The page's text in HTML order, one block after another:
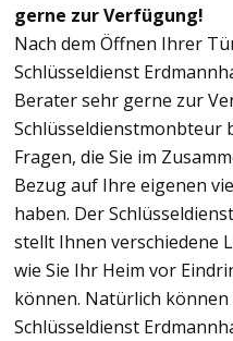
gerne zur Verfügung!
Nach dem Öffnen Ihrer
Schlüsseldienst
Berater sehr gerne zur
Schlüsseldienstmonbteur
Fragen, die Sie im
Bezug auf Ihre eigenen
haben. Der
stellt Ihnen verschiedene
wie Sie Ihr Heim vor
können. Natürlich können
Schlüsseldienst